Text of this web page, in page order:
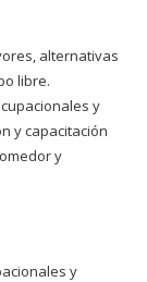
alternativas
libre.
y
y capacitación
y
y